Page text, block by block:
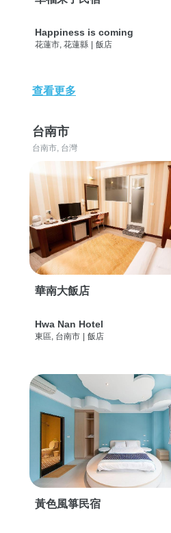
Happiness is coming
花蓮市, 花蓮縣 飯店
查看更多
台南市
台南市, 台灣
華南大飯店
Hwa Nan Hotel
東區, 台南市 飯店
黃色風箏民宿